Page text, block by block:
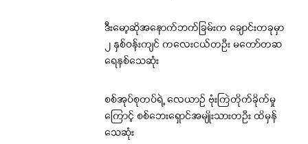
ဒီးမော့ဆိုအနောက်ဘက်ခြမ်းက ချောင်းတခုမှာ
၂ နှစ်ဝန်းကျင် ကလေးငယ်တဦး မတော်တဆ
ရေနစ်သေဆုံး
စစ်အုပ်စုတပ်ရဲ့ လေယာဉ် ဗုံးကြဲတိုက်ခိုက်မှု
ကြောင့် စစ်ဘေးရှောင်အမျိုးသားတဦး ထိမှန်
သေဆုံး